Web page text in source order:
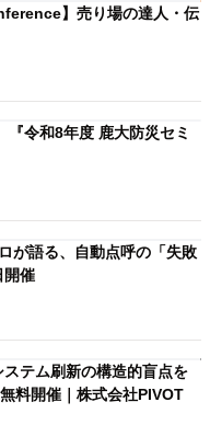
】売り場の達人・伝
令和8年度 鹿大防災セミ
が語る、自動点呼の「失敗
開催
テム刷新の構造的盲点を
料開催｜株式会社PIVOT